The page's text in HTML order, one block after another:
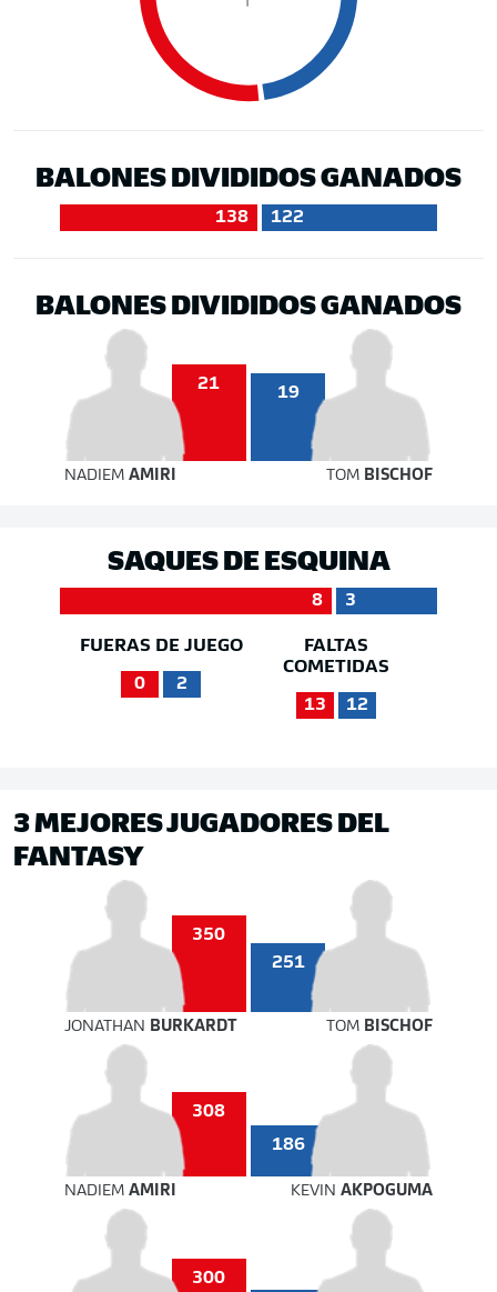
BALONES DIVIDIDOS GANADOS
138 122
BALONES DIVIDIDOS GANADOS
21
19
NADIEM AMIRI TOM BISCHOF
SAQUES DE ESQUINA
8 3
FUERAS DE JUEGO
0 2
FALTAS
COMETIDAS
13 12
3 MEJORES JUGADORES DEL
FANTASY
350
251
JONATHAN BURKARDT TOM BISCHOF
308
186
NADIEM AMIRI KEVINAKPOGUMA
300